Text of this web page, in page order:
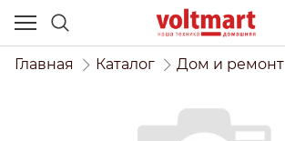
Главная Каталог Дом и ремонт